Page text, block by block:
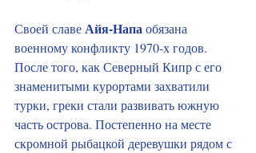
Своей славеАйя‑Напа обязана
военному конфликту 1970-х годов.
После того, как Северный Кипр с его
знаменитыми курортами захватили
турки, греки стали развивать южную
часть острова. Постепенно на месте
скромной рыбацкой деревушки рядом с